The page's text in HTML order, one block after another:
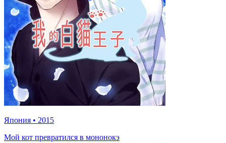
Япония • 2015
Мой кот превратился в мононокэ